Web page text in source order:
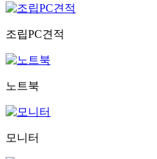
조립PC견적
노트북
모니터